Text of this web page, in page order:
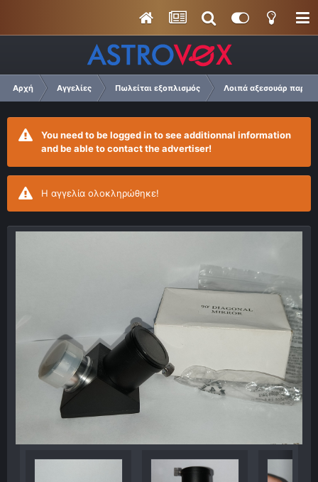
Αρχή Αγγελίες Πωλείται εξοπλισμός Λοιπά αξεσουάρ
You need to be logged in to see additionnal information
and be able to contact the advertiser!
Η αγγελία ολοκληρώθηκε!